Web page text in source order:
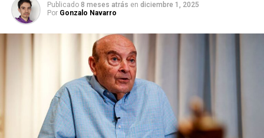
Publicado 8 meses atrás en diciembre 1, 2025
Por Gonzalo Navarro